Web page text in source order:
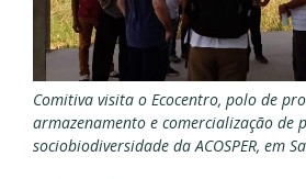
Comitiva visita o Ecocentro, polo de
armazenamento e comercialização de
sociobiodiversidade da ACOSPER, em